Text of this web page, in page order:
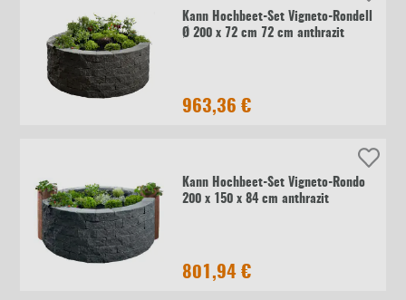
Kann Hochbeet-Set Vigneto-Rondell
Ø 200 x 72 cm 72 cm anthrazit
963,36 €
Kann Hochbeet-Set Vigneto-Rondo
200 x 150 x 84 cm anthrazit
801,94 €